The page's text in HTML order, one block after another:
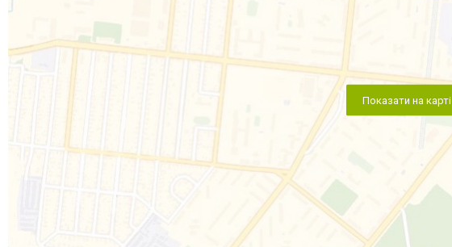
Показати на карті